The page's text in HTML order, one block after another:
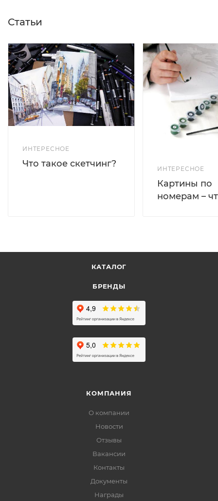
Статьи
ИНТЕРЕСНОЕ
Что такое скетчинг?
ИНТЕРЕСНОЕ
Картины по
номерам –
КАТАЛОГ
БРЕНДЫ
КОМПАНИЯ
О компании
Новости
Отзывы
Вакансии
Контакты
Документы
Награды